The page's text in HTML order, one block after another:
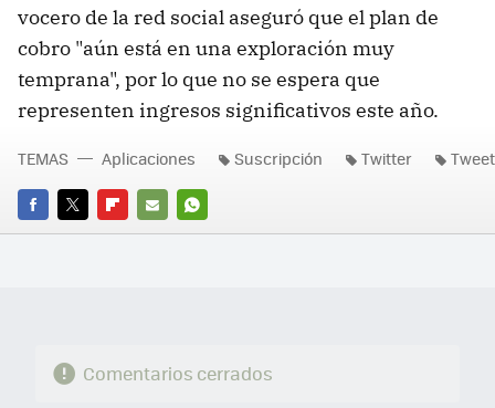
vocero de la red social aseguró que el plan de
cobro "aún está en una exploración muy
temprana", por lo que no se espera que
representen ingresos significativos este año.
FACEBOOK
TWITTERFLIPBOARD
E-
WHATSAPP
TEMAS Aplicaciones Suscripción Twitter
Comentarios cerrados